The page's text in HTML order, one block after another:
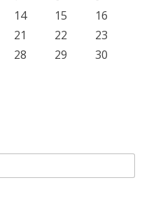
14 15
16
21 22
23
28 29
30